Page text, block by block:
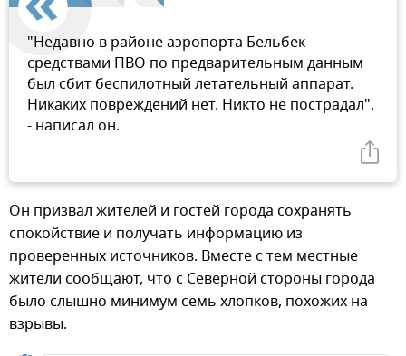
"Недавно в районе аэропорта Бельбек
средствами ПВО по предварительным данным
был сбит беспилотный летательный аппарат.
Никаких повреждений нет. Никто не пострадал",
- написал он.
Он призвал жителей и гостей города сохранять
спокойствие и получать информацию из
проверенных источников. Вместе с тем местные
жители сообщают, что с Северной стороны города
было слышно минимум семь хлопков, похожих на
взрывы.